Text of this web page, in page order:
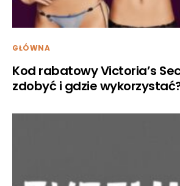
GŁÓWNA
Kod rabatowy Victoria’s
zdobyć i gdzie